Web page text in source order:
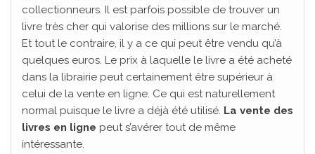
collectionneurs. Il est parfois possible de trouver un
livre très cher qui valorise des millions sur le marché.
Et tout le contraire, il y a ce qui peut être vendu qu’à
quelques euros. Le prix à laquelle le livre a été acheté
dans la librairie peut certainement être supérieur à
celui de la vente en ligne. Ce qui est naturellement
normal puisque le livre a déjà été utilisé. La vente des
livres en ligne peut s’avérer tout de même
intéressante.